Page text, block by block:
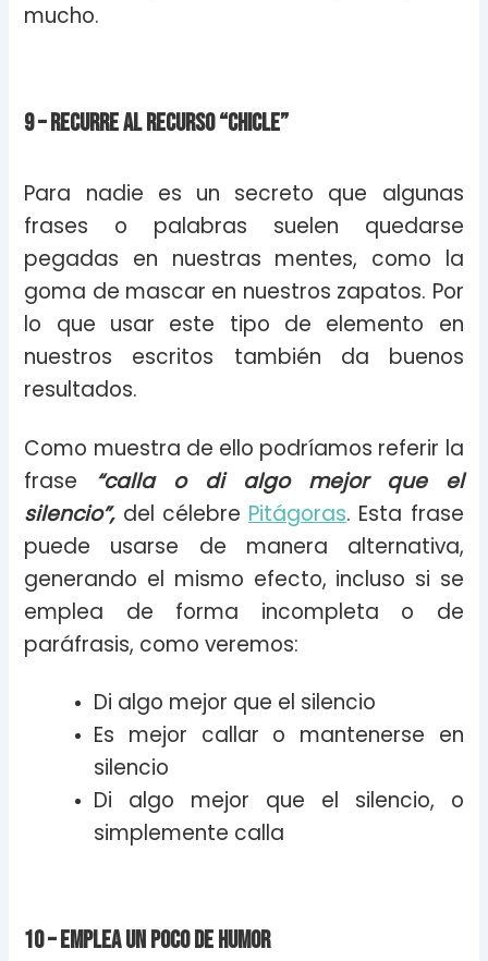
mucho.
9 – Recurre al recurso “chicle”
Para nadie es un secreto que algunas
frases o palabras suelen quedarse
pegadas en nuestras mentes, como la
goma de mascar en nuestros zapatos. Por
lo que usar este tipo de elemento en
nuestros escritos también da buenos
resultados.
Como muestra de ello podríamos referir la
frase “calla o di algo mejor que el
silencio”,del célebre Pitágoras. Esta frase
puede usarse de manera alternativa,
generando el mismo efecto, incluso si se
emplea de forma incompleta o de
paráfrasis, como veremos:
Di algo mejor que el silencio
Es mejor callar o mantenerse en
silencio
Di algo mejor que el silencio, o
simplemente calla
10 – Emplea un poco de humor